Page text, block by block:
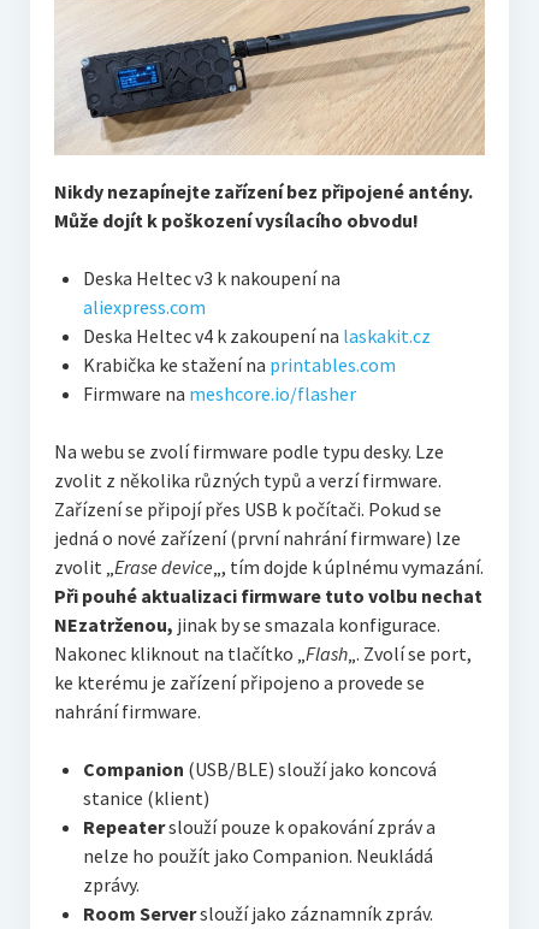
Nikdy nezapínejte zařízení bez připojené antény.
Může dojít k poškození vysílacího obvodu!
Deska Heltec v3 k nakoupení na
aliexpress.com
Deska Heltec v4 k zakoupení na laskakit.cz
Krabička ke stažení na printables.com
Firmware na meshcore.io/flasher
Na webu se zvolí firmware podle typu desky. Lze
zvolit z několika různých typů a verzí firmware.
Zařízení se připojí přes USB k počítači. Pokud se
jedná o nové zařízení (první nahrání firmware) lze
zvolit „Erase device„, tím dojde k úplnému vymazání.
Při pouhé aktualizaci firmware tuto volbu nechat
NEzatrženou, jinak by se smazala konfigurace.
Nakonec kliknout na tlačítko „Flash„. Zvolí se port,
ke kterému je zařízení připojeno a provede se
nahrání firmware.
Companion (USB/BLE) slouží jako koncová
stanice (klient)
Repeaterslouží pouze k opakování zpráv a
nelze ho použít jako Companion. Neukládá
zprávy.
Room Serverslouží jako záznamník zpráv.